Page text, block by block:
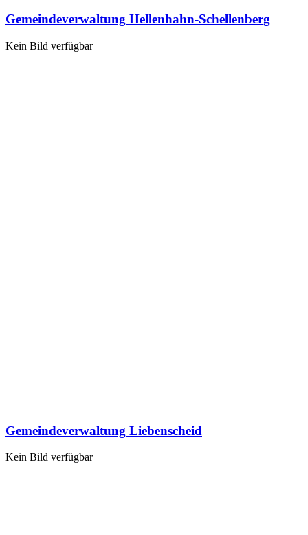
Gemeindeverwaltung Hellenhahn-Schellenberg
Kein Bild verfügbar
Gemeindeverwaltung Liebenscheid
Kein Bild verfügbar